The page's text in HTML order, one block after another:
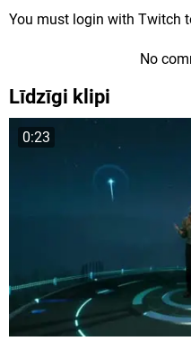
You must login with Twitch
No
Līdzīgi klipi
0:23